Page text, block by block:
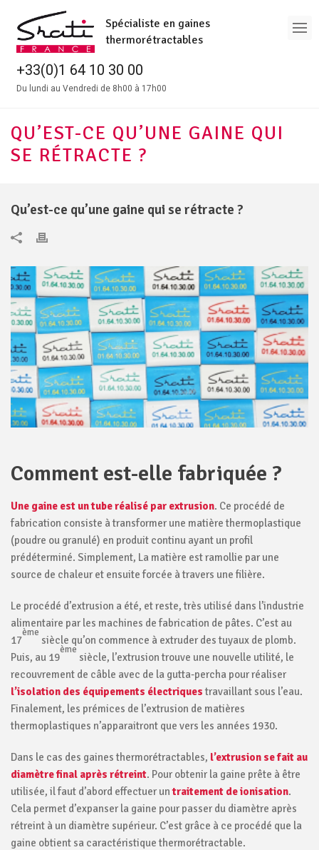
Spécialiste en gaines
thermorétractables
+33(0)1 64 10 30 00
Du lundi au Vendredi de 8h00 à 17h00
QU’EST-CE QU’UNE GAINE QUI
SE RÉTRACTE ?
Qu’est-ce qu’une gaine qui se rétracte ?
Comment est-elle fabriquée ?
Une gaine est un tube réalisé par extrusion. Ce procédé de
fabrication consiste à transformer une matière thermoplastique
(poudre ou granulé) en produit continu ayant un profil
prédéterminé. Simplement, La matière est ramollie par une
source de chaleur et ensuite forcée à travers une filière.
Le procédé d’extrusion a été, et reste, très utilisé dans l’industrie
alimentaire par les machines de fabrication de pâtes. C’est au
17
ème
siècle qu’on commence à extruder des tuyaux de plomb.
Puis, au 19
ème
siècle, l’extrusion trouve une nouvelle utilité, le
recouvrement de câble avec de la gutta-percha pour réaliser
l’isolation des équipements électriques travaillant sous l’eau.
Finalement, les prémices de l’extrusion de matières
thermoplastiques n’apparaitront que vers les années 1930.
Dans le cas des gaines thermorétractables, l’extrusion se fait au
diamètre final après rétreint. Pour obtenir la gaine prête à être
utilisée, il faut d’abord effectuer untraitement de ionisation.
Cela permet d’expanser la gaine pour passer du diamètre après
rétreint à un diamètre supérieur. C’est grâce à ce procédé que la
gaine obtient sa caractéristique thermorétractable.